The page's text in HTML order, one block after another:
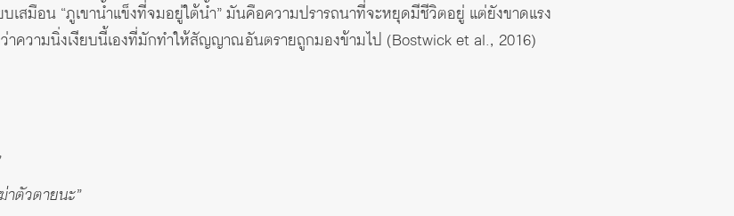
เสมือน “ภูเขาน้ำแข็งที่จมอยู่ใต้น้ำ” มันคือความปรารถนาที่จะหยุดมีชีวิตอยู่ แต่ยังขาดแรง
าความนิ่งเงียบนี้เองที่มักทำให้สัญญาณอันตรายถูกมองข้ามไป (Bostwick et al., 2016)
าตัวตายนะ”